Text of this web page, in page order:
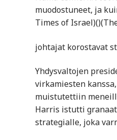
muodostuneet, ja
Times of
johtajat korostavat
Yhdysvaltojen
virkamiesten
muistutettiin
Harris istutti
strategialle, joka